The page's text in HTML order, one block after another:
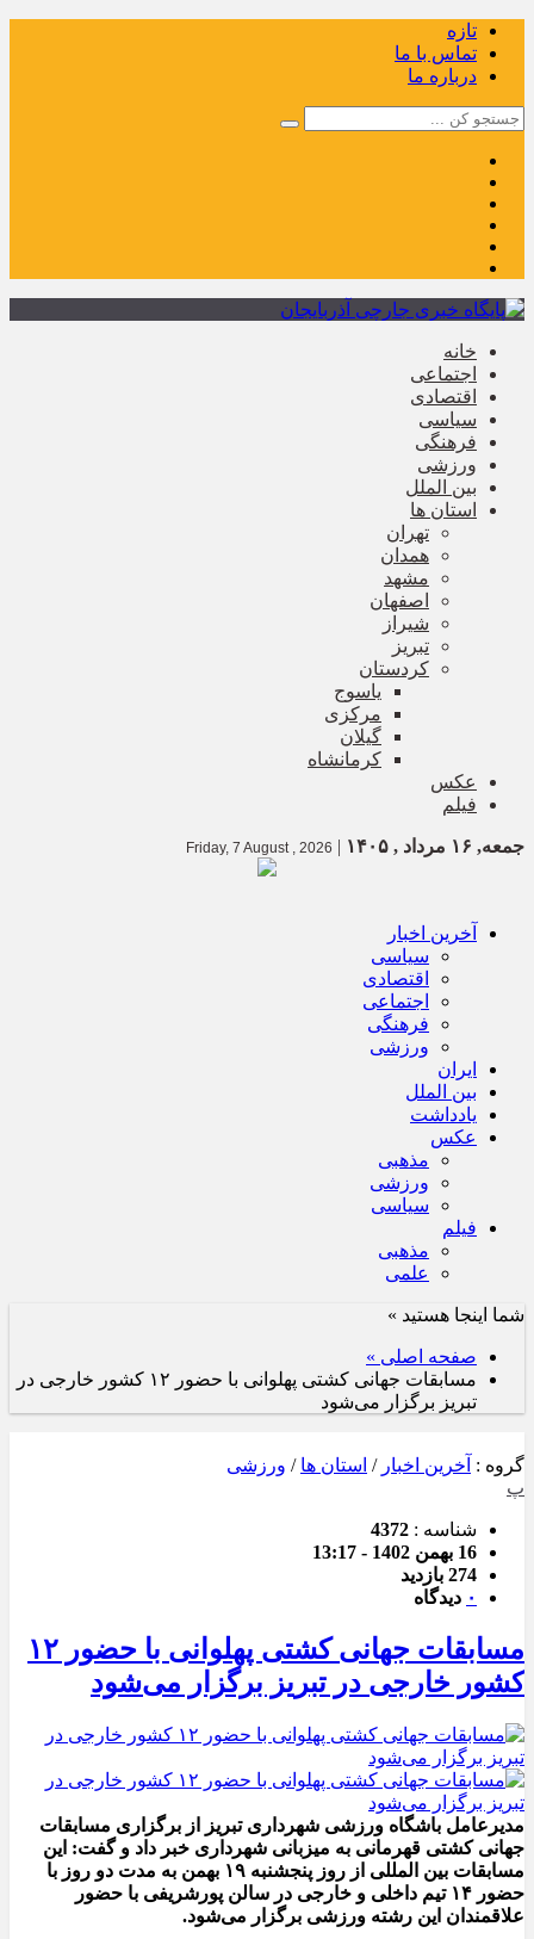
تازه
تماس با ما
درباره ما
خانه
اجتماعی
اقتصادی
سیاسی
فرهنگی
ورزشی
بین الملل
استان ها
تهران
همدان
مشهد
اصفهان
شیراز
تبریز
کردستان
یاسوج
مرکزی
گیلان
کرمانشاه
عکس
فیلم
جمعه, ۱۶ مرداد , ۱۴۰۵ |
Friday, 7 August , 2026
آخرین اخبار
سیاسی
اقتصادی
اجتماعی
فرهنگی
ورزشی
ایران
بین الملل
یادداشت
عکس
مذهبی
ورزشی
سیاسی
فیلم
مذهبی
علمی
شما اینجا هستید »
صفحه اصلی »
مسابقات جهانی کشتی پهلوانی با حضور ۱۲ کشور خارجی در
تبریز برگزار می‌شود
گروه : آخرین اخبار / استان ها / ورزشی
پ
شناسه : 4372
16 بهمن 1402 - 13:17
274 بازدید
۰ دیدگاه
مسابقات جهانی کشتی پهلوانی با حضور ۱۲
کشور خارجی در تبریز برگزار می‌شود
مدیرعامل باشگاه ورزشی شهرداری تبریز از برگزاری مسابقات
جهانی کشتی قهرمانی به میزبانی شهرداری خبر داد و گفت: این
مسابقات بین المللی از روز پنجشنبه ۱۹ بهمن به مدت دو روز با
حضور ۱۴ تیم داخلی و خارجی در سالن پورشریفی با حضور
علاقمندان این رشته ورزشی برگزار می‌شود.